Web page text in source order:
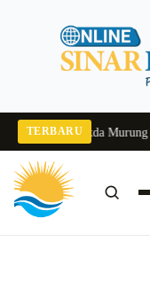
TERBARU
2026Pj Sekda Murung Raya